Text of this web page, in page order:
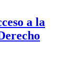
a la